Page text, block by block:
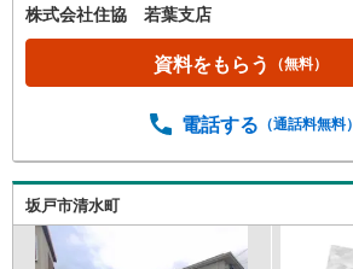
株式会社住協 若葉支店
資料をもらう （無料）
電話する （通話料無料）
坂戸市清水町